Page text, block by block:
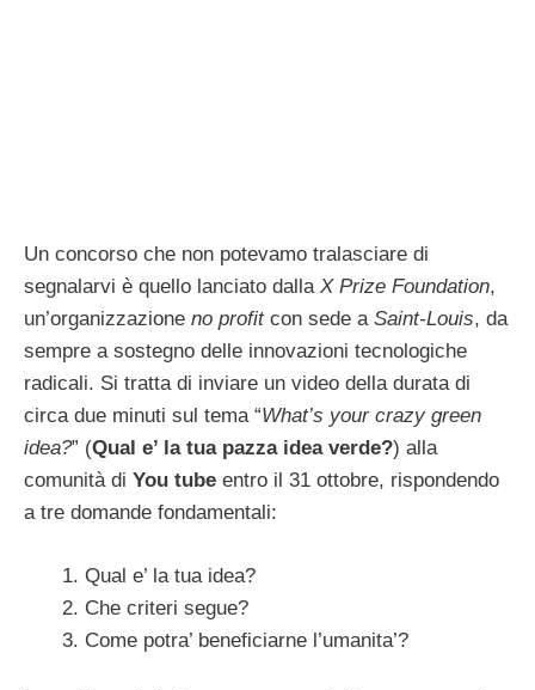
Un concorso che non potevamo tralasciare di
segnalarvi è quello lanciato dalla X Prize Foundation,
un’organizzazione no profitcon sede a Saint-Louis, da
sempre a sostegno delle innovazioni tecnologiche
radicali. Si tratta di inviare un video della durata di
circa due minuti sul tema “What’s your crazy green
idea?” (Qual e’ la tua pazza idea verde?) alla
comunità di You tube entro il 31 ottobre, rispondendo
a tre domande fondamentali:
Qual e’ la tua idea?
Che criteri segue?
Come potra’ beneficiarne l’umanita’?